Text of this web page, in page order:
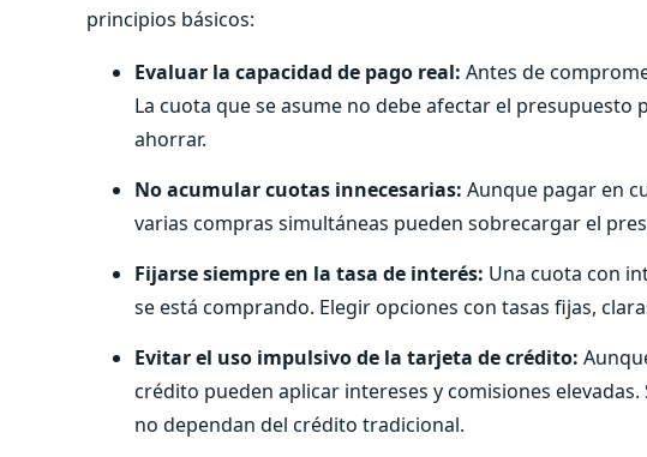
principios básicos:
Evaluar la capacidad de pago real: Antes de
La cuota que se asume no debe afectar el presupuesto
ahorrar.
No acumular cuotas innecesarias: Aunque pagar en
varias compras simultáneas pueden sobrecargar el
Fijarse siempre en la tasa de interés: Una cuota con
se está comprando. Elegir opciones con tasas fijas,
Evitar el uso impulsivo de la tarjeta de crédito:
crédito pueden aplicar intereses y comisiones
no dependan del crédito tradicional.